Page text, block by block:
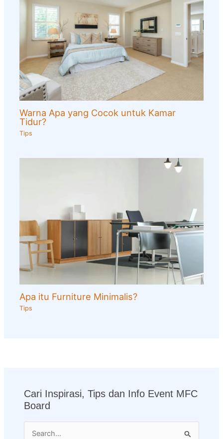
Warna Apa yang Cocok untuk Kamar
Tidur?
Tips
Apa itu Furniture Minimalis?
Tips
Cari Inspirasi, Tips dan Info Event MFC
Board